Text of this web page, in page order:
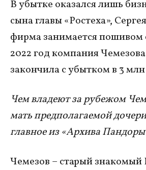
В убытке оказался лишь
сына главы «Ростеха»,
фирма занимается
2022 год компания
закончила с убытком в 3
Чем владеют за рубежом
мать предполагаемой
главное из «Архива
Чемезов – старый